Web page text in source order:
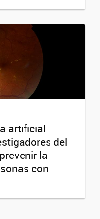
artificial
del
la
con